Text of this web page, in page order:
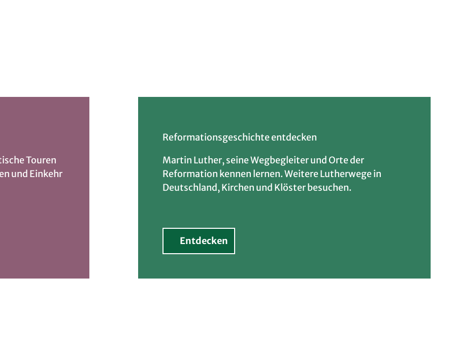
Touren
und Einkehr
Reformationsgeschichte entdecken
Martin Luther, seine Wegbegleiter und Orte der
Reformation kennen lernen. Weitere Lutherwege in
Deutschland, Kirchen und Klöster besuchen.
Entdecken